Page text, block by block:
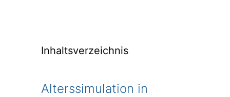
Inhaltsverzeichnis
Alterssimulation in